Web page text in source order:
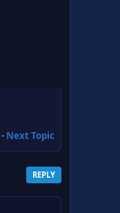
- Next Topic
REPLY